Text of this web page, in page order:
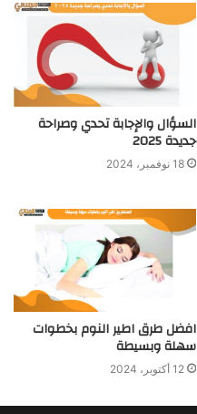
السؤال والإجابة تحدي وصراحة
جديدة 2025
18 نوفمبر، 2024
افضل طرق اطير النوم بخطوات
سهلة وبسيطة
12 أكتوبر، 2024